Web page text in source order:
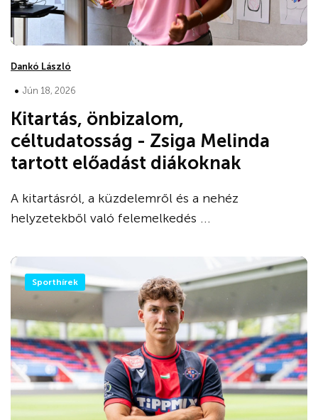
Dankó László
• Jún 18, 2026
Kitartás, önbizalom,
céltudatosság - Zsiga Melinda
tartott előadást diákoknak
A kitartásról, a küzdelemről és a nehéz
helyzetekből való felemelkedés ...
Sporthírek